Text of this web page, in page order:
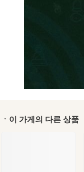
ㆍ이 가게의 다른 상품